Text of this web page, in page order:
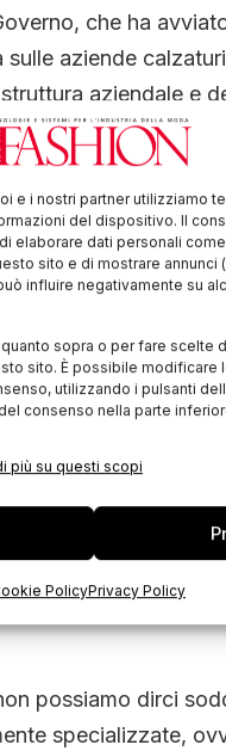
e i nostri partner utilizziamo
del dispositivo. Il
elaborare dati personali
sito e di mostrare annunci
influire negativamente su
sopra o per fare scelte
sito. È possibile modificare
utilizzando i pulsanti
consenso nella parte
più su questi scopi
PolicyPrivacy Policy
che ha
aziende
aziendale e
si stanno
un’alleanza
Agenzia per la
esempio i fondi
il coraggio delle
paese. Invece
ma crea difficoltà
loro consistenza”.
basata sulla
il processo di
la politica di
possiamo dirci
specializzate,